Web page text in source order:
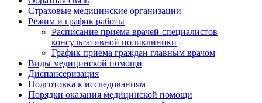
Страховые медицинские организации
Режим и график работы
Расписание приема врачей-специалистов
консультативной поликлиники
График приема граждан главным врачом
Виды медицинской помощи
Диспансеризация
Подготовка к исследованиям
Порядки оказания медицинской помощи